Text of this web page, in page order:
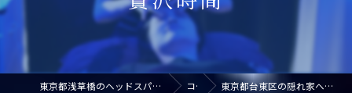
東京都浅草橋のヘッドスパなら浅草橋ドライヘッドスパ専門店アリエス コラム 東京都台東区の隠れ家ヘッドスパ：駅近でリラックスする贅沢時間